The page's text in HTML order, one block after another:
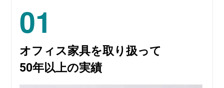
01
オフィス家具を取り扱って
50年以上の実績